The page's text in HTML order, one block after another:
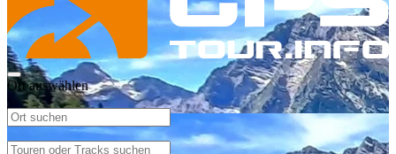
Ort auswählen